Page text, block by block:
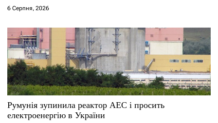
6 Серпня, 2026
Румунія зупинила реактор АЕС і просить
електроенергію в України